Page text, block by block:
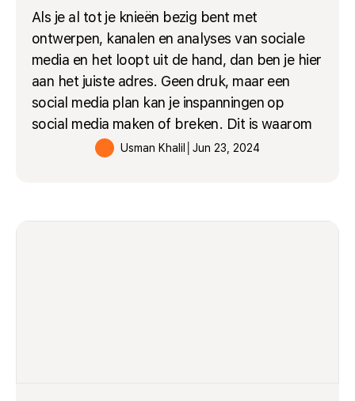
Als je al tot je knieën bezig bent met
ontwerpen, kanalen en analyses van sociale
media en het loopt uit de hand, dan ben je hier
aan het juiste adres. Geen druk, maar een
social media plan kan je inspanningen op
social media maken of breken. Dit is waarom
Usman Khalil Jun 23, 2024